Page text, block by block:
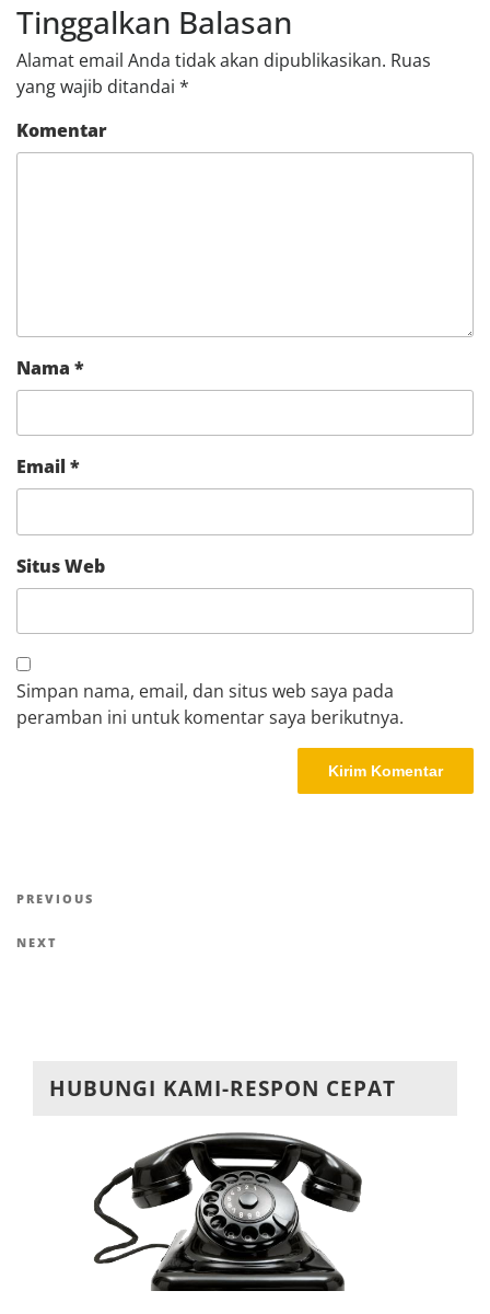
Tinggalkan Balasan
Alamat email Anda tidak akan dipublikasikan. Ruas
yang wajib ditandai *
Komentar
Nama *
Email *
Situs Web
Simpan nama, email, dan situs web saya pada
peramban ini untuk komentar saya berikutnya.
Navigasi
pos
Previous
PREVIOUS
Next
NEXT
HUBUNGI KAMI-RESPON CEPAT